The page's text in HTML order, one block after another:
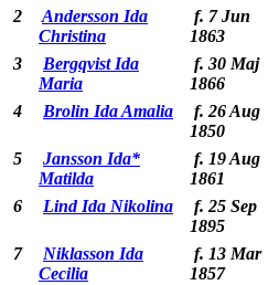
2
Andersson Ida
Christina
f. 7 Jun
1863
3
Bergqvist Ida
Maria
f. 30 Maj
1866
4
Brolin Ida Amalia
f. 26 Aug
1850
5
Jansson Ida*
Matilda
f. 19 Aug
1861
6
Lind Ida Nikolina
f. 25 Sep
1895
7
Niklasson Ida
Cecilia
f. 13 Mar
1857